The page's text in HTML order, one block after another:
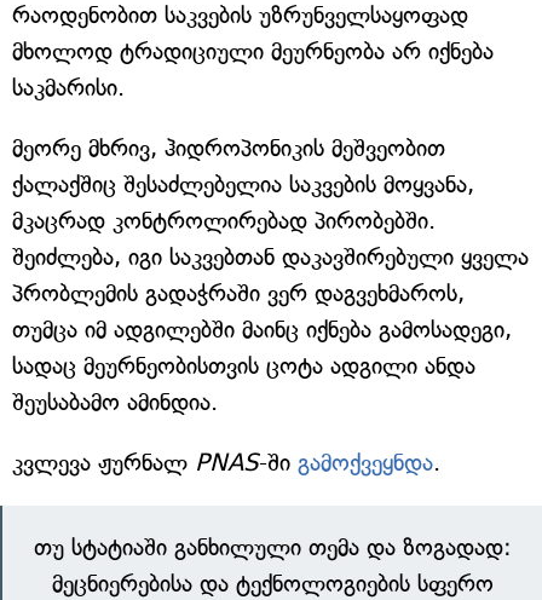
რაოდენობით საკვების უზრუნველსაყოფად
მხოლოდ ტრადიციული მეურნეობა არ იქნება
საკმარისი.
მეორე მხრივ, ჰიდროპონიკის მეშვეობით
ქალაქშიც შესაძლებელია საკვების მოყვანა,
მკაცრად კონტროლირებად პირობებში.
შეიძლება, იგი საკვებთან დაკავშირებული ყველა
პრობლემის გადაჭრაში ვერ დაგვეხმაროს,
თუმცა იმ ადგილებში მაინც იქნება გამოსადეგი,
სადაც მეურნეობისთვის ცოტა ადგილი ანდა
შეუსაბამო ამინდია.
კვლევა ჟურნალ PNAS-ში გამოქვეყნდა.
თუ სტატიაში განხილული თემა და ზოგადად:
მეცნიერებისა და ტექნოლოგიების სფერო